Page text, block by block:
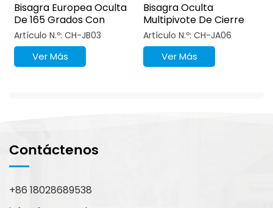
Bisagra Europea Oculta
De 165 Grados Con
Apertura Amplia
Artículo N.º: CH-JB03
Ver Más
Bisagra Oculta
Multipivote De Cierre
Suave De 165 Grados
Artículo N.º: CH-JA06
Ver Más
Contáctenos
+86 18028689538